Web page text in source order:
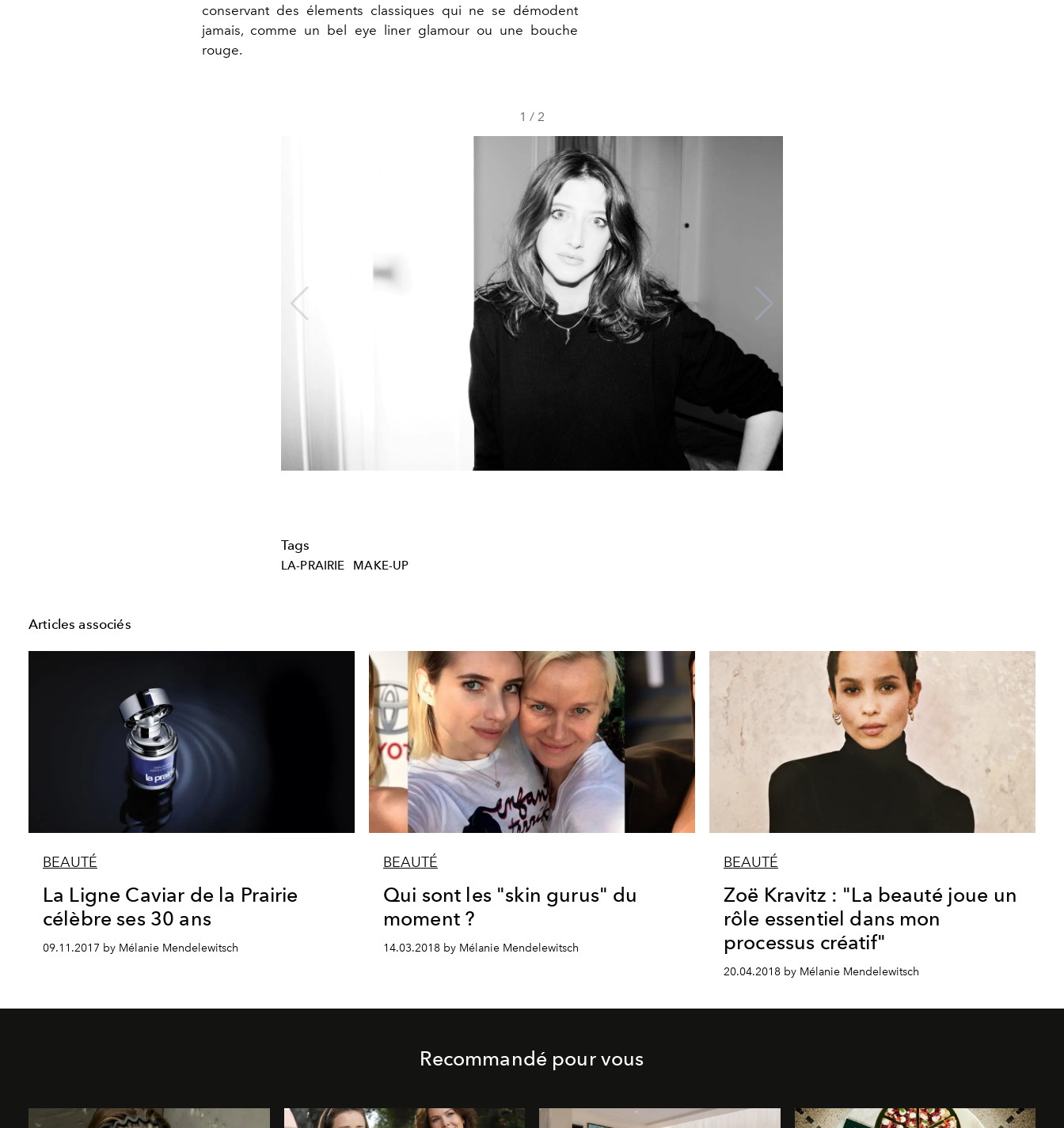
conservant des élements classiques qui ne se démodent
jamais, comme un bel eye liner glamour ou une bouche
rouge.
1 / 2
Tags
LA-PRAIRIE MAKE-UP
Articles associés
BEAUTÉ
La Ligne Caviar de la Prairie
célèbre ses 30 ans
09.11.2017 by Mélanie Mendelewitsch
BEAUTÉ
Qui sont les "skin gurus" du
moment ?
14.03.2018 by Mélanie Mendelewitsch
BEAUTÉ
Zoë Kravitz : "La beauté joue un
rôle essentiel dans mon
processus créatif"
20.04.2018 by Mélanie Mendelewitsch
Recommandé pour vous